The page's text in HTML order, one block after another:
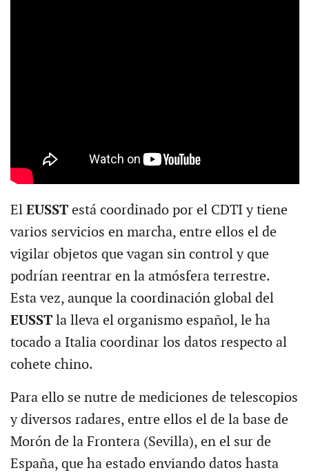
El EUSSTestá coordinado por el CDTI y tiene
varios servicios en marcha, entre ellos el de
vigilar objetos que vagan sin control y que
podrían reentrar en la atmósfera terrestre.
Esta vez, aunque la coordinación global del
EUSSTla lleva el organismo español, le ha
tocado a Italia coordinar los datos respecto al
cohete chino.
Para ello se nutre de mediciones de telescopios
y diversos radares, entre ellos el de la base de
Morón de la Frontera (Sevilla), en el sur de
España, que ha estado enviando datos hasta